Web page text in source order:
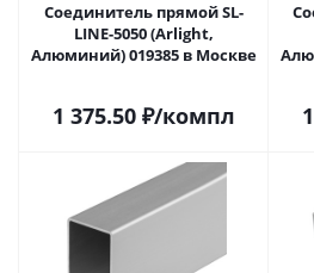
Соединитель прямой SL-
LINE-5050 (Arlight,
Алюминий) 019385 в Москве
1 375.50₽/компл